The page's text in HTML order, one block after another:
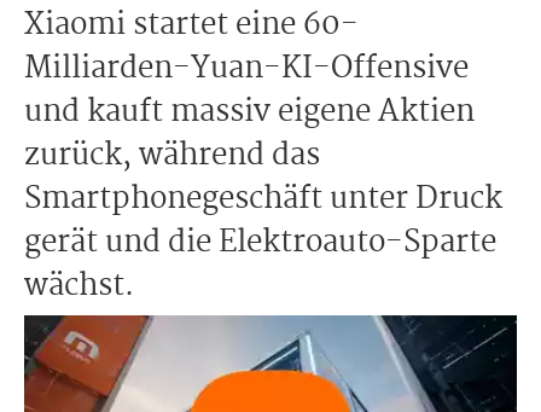
Xiaomi startet eine 60-
Milliarden-Yuan-KI-Offensive
und kauft massiv eigene Aktien
zurück, während das
Smartphonegeschäft unter Druck
gerät und die Elektroauto-Sparte
wächst.